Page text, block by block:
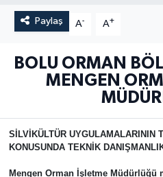
Paylaş A- A+
BOLU ORMAN
MENGEN
SİLVİKÜLTÜR UYGULAMALARININ
KONUSUNDA TEKNİK
Mengen Orman İşletme Müdürlüğü